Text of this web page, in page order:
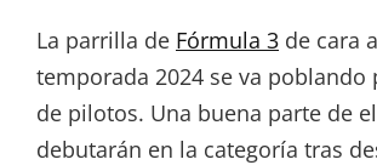
La parrilla de Fórmula 3 de cara
temporada 2024 se va poblando
de pilotos. Una buena parte de
debutarán en la categoría tras